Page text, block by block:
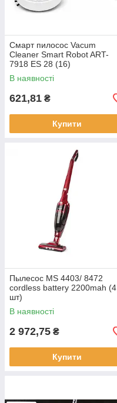
Смарт пилосос Vacum
Cleaner Smart Robot ART-
7918 ES 28 (16)
В наявності
621,81 ₴
Купити
Пылесос MS 4403/ 8472
cordless battery 2200mah (4
шт)
В наявності
2 972,75 ₴
Купити